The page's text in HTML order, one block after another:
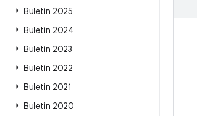
Buletin 2025
Buletin 2024
Buletin 2023
Buletin 2022
Buletin 2021
Buletin 2020